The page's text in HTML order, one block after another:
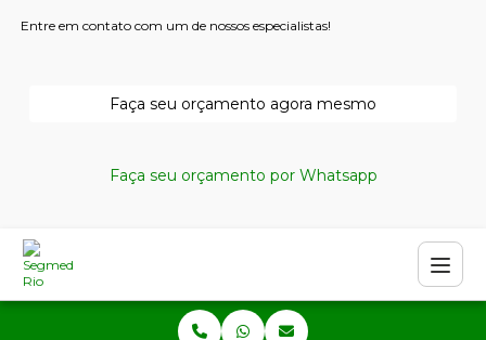
Entre em contato com um de nossos especialistas!
Faça seu orçamento agora mesmo
Faça seu orçamento por Whatsapp